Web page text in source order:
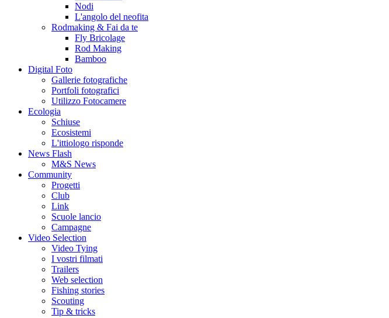
Nodi
L'angolo del neofita
Rodmaking & Fai da te
Fly Bricolage
Rod Making
Bamboo
Digital Foto
Gallerie fotografiche
Portfoli fotografici
Utilizzo Fotocamere
Ecologia
Schiuse
Ecosistemi
L'ittiologo risponde
News Flash
M&S News
Community
Progetti
Club
Link
Scuole lancio
Campagne
Video Selection
Video Tying
I vostri filmati
Trailers
Web selection
Fishing stories
Scouting
Tip & tricks